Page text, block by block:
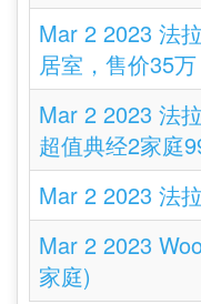
Mar 2 2023 法
居室，售价35万
Mar 2 2023 法
超值典经‬2家庭
Mar 2 2023 法
Mar 2 2023
家庭)